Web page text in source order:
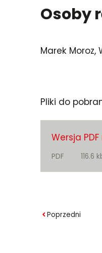
Osoby
Marek Moroz,
Pliki do
Wersja
PDF 116.6
Poprzedni